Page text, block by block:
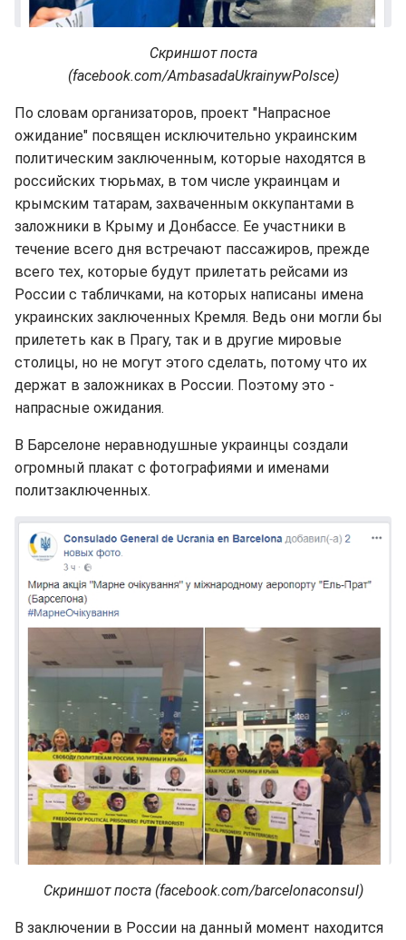
Скриншот поста
(facebook.com/AmbasadaUkrainywPolsce)
По словам организаторов, проект "Напрасное
ожидание" посвящен исключительно украинским
политическим заключенным, которые находятся в
российских тюрьмах, в том числе украинцам и
крымским татарам, захваченным оккупантами в
заложники в Крыму и Донбассе. Ее участники в
течение всего дня встречают пассажиров, прежде
всего тех, которые будут прилетать рейсами из
России с табличками, на которых написаны имена
украинских заключенных Кремля. Ведь они могли бы
прилететь как в Прагу, так и в другие мировые
столицы, но не могут этого сделать, потому что их
держат в заложниках в России. Поэтому это -
напрасные ожидания.
В Барселоне неравнодушные украинцы создали
огромный плакат с фотографиями и именами
политзаключенных.
Скриншот поста (facebook.com/barcelonaconsul)
В заключении в России на данный момент находится